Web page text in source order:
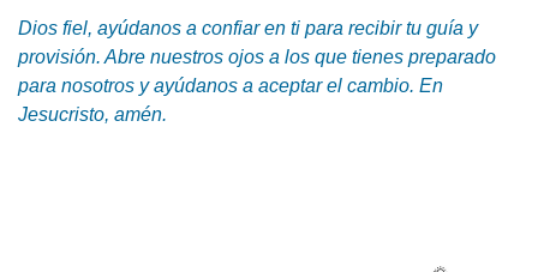
Dios fiel, ayúdanos a confiar en ti para recibir tu guía y
provisión. Abre nuestros ojos a los que tienes preparado
para nosotros y ayúdanos a aceptar el cambio. En
Jesucristo, amén.